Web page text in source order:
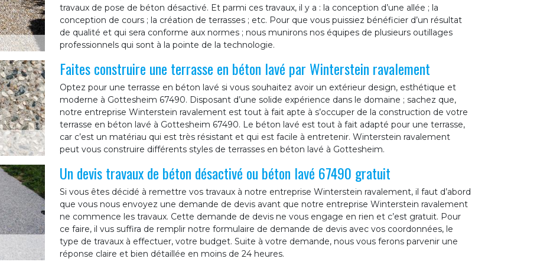
travaux de pose de béton désactivé. Et parmi ces travaux, il y a : la conception d’une allée ; la
conception de cours ; la création de terrasses ; etc. Pour que vous puissiez bénéficier d’un résultat
de qualité et qui sera conforme aux normes ; nous munirons nos équipes de plusieurs outillages
professionnels qui sont à la pointe de la technologie.
Faites construire une terrasse en béton lavé par Winterstein ravalement
Optez pour une terrasse en béton lavé si vous souhaitez avoir un extérieur design, esthétique et
moderne à Gottesheim 67490. Disposant d’une solide expérience dans le domaine ; sachez que,
notre entreprise Winterstein ravalement est tout à fait apte à s’occuper de la construction de votre
terrasse en béton lavé à Gottesheim 67490. Le béton lavé est tout à fait adapté pour une terrasse,
car c’est un matériau qui est très résistant et qui est facile à entretenir. Winterstein ravalement
peut vous construire différents styles de terrasses en béton lavé à Gottesheim.
Un devis travaux de béton désactivé ou béton lavé 67490 gratuit
Si vous êtes décidé à remettre vos travaux à notre entreprise Winterstein ravalement, il faut d’abord
que vous nous envoyez une demande de devis avant que notre entreprise Winterstein ravalement
ne commence les travaux. Cette demande de devis ne vous engage en rien et c’est gratuit. Pour
ce faire, il vus suffira de remplir notre formulaire de demande de devis avec vos coordonnées, le
type de travaux à effectuer, votre budget. Suite à votre demande, nous vous ferons parvenir une
réponse claire et bien détaillée en moins de 24 heures.